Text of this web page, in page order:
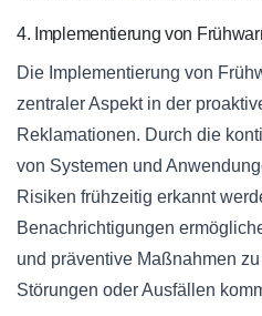
4. Implementierung von
Die Implementierung von
zentraler Aspekt in der
Reklamationen. Durch die
von Systemen und
Risiken frühzeitig erkannt
Benachrichtigungen
und präventive Maßnahmen
Störungen oder Ausfällen